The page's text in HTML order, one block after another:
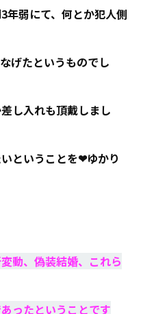
年弱にて、何とか犯人側
げたというものでし
し入れも頂戴しまし
ということを❤ゆかり
動、偽装結婚、これら
ったということです